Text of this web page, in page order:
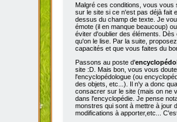
Malgré ces conditions, vous
sur le site si ce n'est pas déjà fait
dessus du champ de texte. Je
émote (il en manque beaucoup)
éviter d'oublier des éléments.
qu'on le lise. Par la suite,
capacités et que vous faites du
Passons au poste d'
site :D. Mais bon, vous vous
l'encyclopédologue (ou
des objets, etc...). Il n'y a donc
consacrer sur le site (mais on ne
dans l'encyclopédie. Je pense
monstres qui sont à mettre à jour
modifications à apporter,etc...